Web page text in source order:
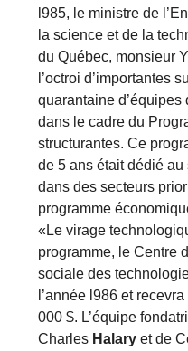
l985, le ministre de
la science et de la
du Québec, monsieur
l’octroi d’importantes
quarantaine
dans le cadre du
structurantes. Ce
de 5 ans était dédié
dans des secteurs
programme
«Le virage
programme, le Centre
sociale des
l’année l986 et
000 $. L’équipe
Charles Halary et de